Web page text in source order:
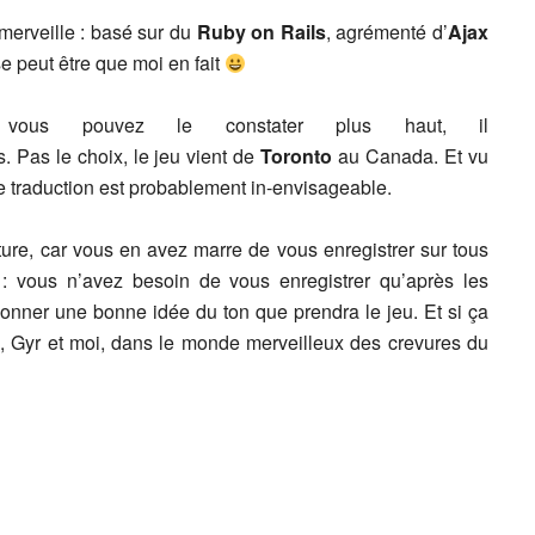
: basé sur du Ruby on Rails, agrémenté d’Ajax
peut être que moi en fait
pouvez le constater plus haut, il
Pas le choix, le jeu vient deToronto au Canada. Et vu
est probablement in-envisageable.
car vous en avez marre de vous enregistrer sur tous
n’avez besoin de vous enregistrer qu’après les
une bonne idée du ton que prendra le jeu. Et si ça
et moi, dans le monde merveilleux des crevures du